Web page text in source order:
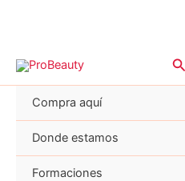
Compra aquí
Donde estamos
Formaciones